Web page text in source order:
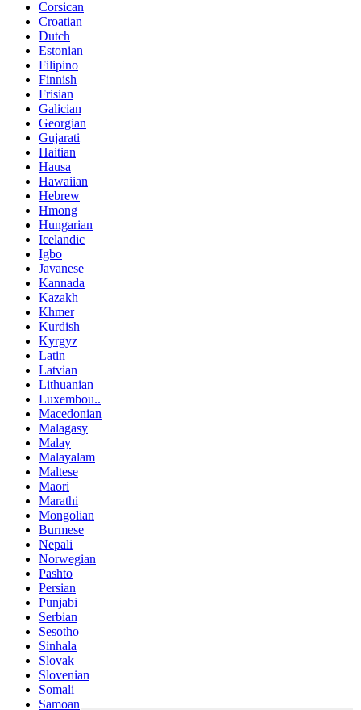
Corsican
Croatian
Dutch
Estonian
Filipino
Finnish
Frisian
Galician
Georgian
Gujarati
Haitian
Hausa
Hawaiian
Hebrew
Hmong
Hungarian
Icelandic
Igbo
Javanese
Kannada
Kazakh
Khmer
Kurdish
Kyrgyz
Latin
Latvian
Lithuanian
Luxembou..
Macedonian
Malagasy
Malay
Malayalam
Maltese
Maori
Marathi
Mongolian
Burmese
Nepali
Norwegian
Pashto
Persian
Punjabi
Serbian
Sesotho
Sinhala
Slovak
Slovenian
Somali
Samoan